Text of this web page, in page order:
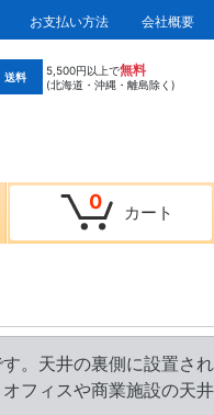
お支払い方法 会社概要
送料 5,500円以上で無料
(北海道・沖縄・離島除く)
0 カート
。天井の裏側に設置さ
フィスや商業施設の天井